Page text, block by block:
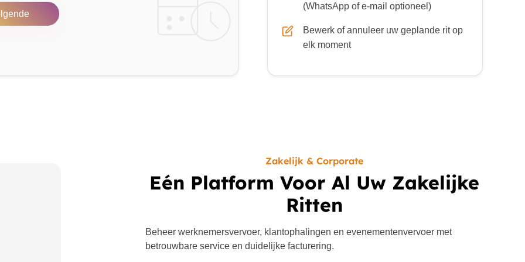
(WhatsApp of e-mail optioneel)
Bewerk of annuleer uw geplande rit op
elk moment
Zakelijk & Corporate
Eén Platform Voor Al Uw Zakelijke
Ritten
Beheer werknemersvervoer, klantophalingen en evenementenvervoer met
betrouwbare service en duidelijke facturering.